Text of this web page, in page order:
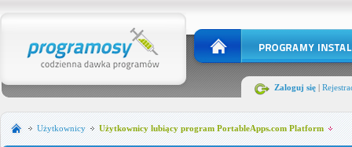
Zaloguj się |
Użytkownicy Użytkownicy lubiący program PortableApps.com Platform